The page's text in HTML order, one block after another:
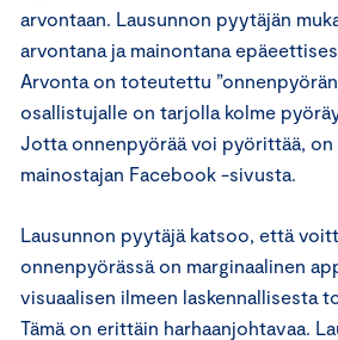
arvontaan. Lausunnon pyytäjän
arvontana ja mainontana
Arvonta on toteutettu
osallistujalle on tarjolla kolme
Jotta onnenpyörää voi pyörittää, on
mainostajan Facebook -sivusta.
Lausunnon pyytäjä katsoo, että
onnenpyörässä on marginaalinen
visuaalisen ilmeen laskennallisesta
Tämä on erittäin harhaanjohtavaa.